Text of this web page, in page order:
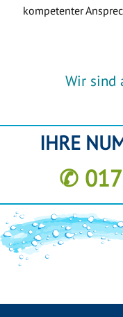
kompetenter
Wir sind
IHRE
✆